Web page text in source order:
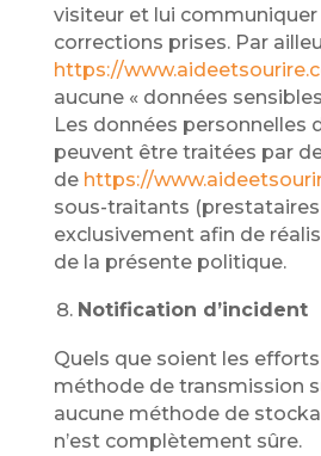
visiteur et lui
corrections prises. Par
https://
aucune « données
Les données personnelles
peuvent être traitées par
de https://
sous-traitants (prestataires
exclusivement afin de
de la présente politique.
Notification d’incident
Quels que soient les
méthode de transmission
aucune méthode de
n’est complètement sûre.